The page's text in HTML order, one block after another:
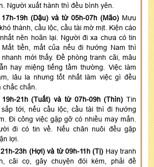
Người xuất hành thì đều bình yên.
19h (Dậu) và từ 05h-07h (Mão) Mưu
thành, cầu lộc, cầu tài mờ mịt. Kiện cáo
nên hoãn lại. Người đi xa chưa có tin
Mất tiền, mất của nếu đi hướng Nam thì
nhanh mới thấy. Đề phòng tranh cãi, mâu
hay miệng tiếng tầm thường. Việc làm
lâu la nhưng tốt nhất làm việc gì đều
chắc chắn.
21h (Tuất) và từ 07h-09h (Thìn) Tin
sắp tới, nếu cầu lộc, cầu tài thì đi hướng
Đi công việc gặp gỡ có nhiều may mắn.
đi có tin về. Nếu chăn nuôi đều gặp
lợi.
23h (Hợi) và từ 09h-11h (Tị) Hay tranh
cãi cọ, gây chuyện đói kém, phải đề